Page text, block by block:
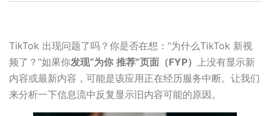
TikTok 出现问题了吗？你是否在想：“为什么TikTok 新视
频了？”如果你发现“为你 推荐”页面（FYP） 上没有显示新
内容或最新内容，可能是该应用正在经历服务中断。让我们
来分析一下信息流中反复显示旧内容可能的原因。